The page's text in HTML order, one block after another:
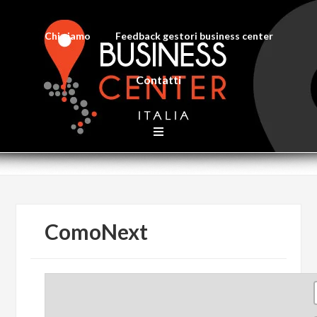
Chi siamo Feedback gestori business center
Contatti
ComoNext